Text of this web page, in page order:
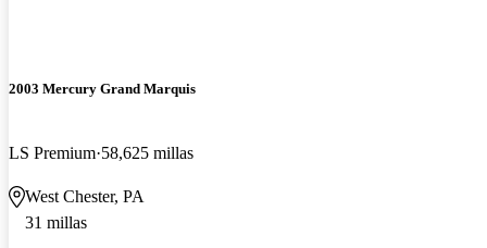
2003 Mercury Grand Marquis
LS Premium 58,625 millas
West Chester, PA
31 millas